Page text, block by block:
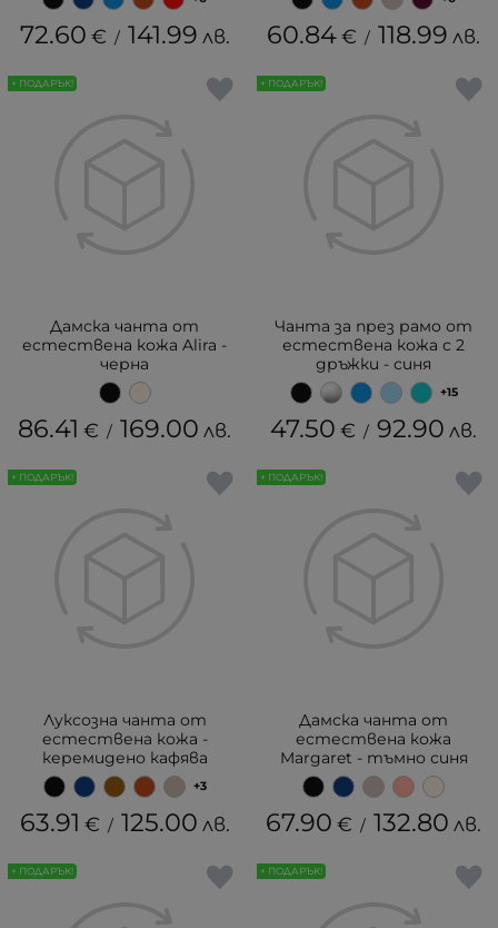
72.60 € / 141.99 лв. 60.84€ / 118.99 лв.
Дамска чанта от
естествена кожа Alira -
черна
86.41 € / 169.00 лв.
+ ПОДАРЪК!
Чанта за през рамо от
естествена кожа с 2
дръжки - синя
+15
47.50 € / 92.90 лв.
+ ПОДАРЪК!
Луксозна чанта от
естествена кожа -
керемидено кафява
+3
63.91 € / 125.00 лв.
+ ПОДАРЪК!
Дамска чанта от
естествена кожа
Margaret - тъмно синя
67.90 € / 132.80 лв.
+ ПОДАРЪК!
+ ПОДАРЪК! + ПОДАРЪК!